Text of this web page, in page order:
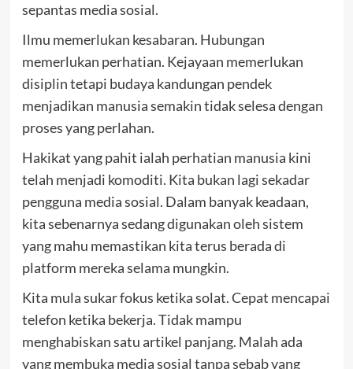
sepantas media sosial.
Ilmu memerlukan kesabaran. Hubungan
memerlukan perhatian. Kejayaan memerlukan
disiplin tetapi budaya kandungan pendek
menjadikan manusia semakin tidak selesa dengan
proses yang perlahan.
Hakikat yang pahit ialah perhatian manusia kini
telah menjadi komoditi. Kita bukan lagi sekadar
pengguna media sosial. Dalam banyak keadaan,
kita sebenarnya sedang digunakan oleh sistem
yang mahu memastikan kita terus berada di
platform mereka selama mungkin.
Kita mula sukar fokus ketika solat. Cepat mencapai
telefon ketika bekerja. Tidak mampu
menghabiskan satu artikel panjang. Malah ada
yang membuka media sosial tanpa sebab yang